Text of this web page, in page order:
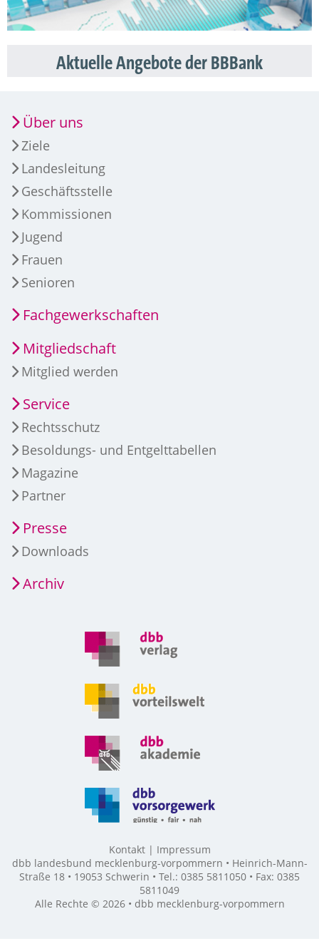
Aktuelle Angebote der BBBank
Über uns
Ziele
Landesleitung
Geschäftsstelle
Kommissionen
Jugend
Frauen
Senioren
Fachgewerkschaften
Mitgliedschaft
Mitglied werden
Service
Rechtsschutz
Besoldungs- und Entgelttabellen
Magazine
Partner
Presse
Downloads
Archiv
Kontakt
Impressum
dbb landesbund mecklenburg-vorpommern • Heinrich-Mann-
Straße 18 • 19053 Schwerin • Tel.: 0385 5811050 • Fax: 0385
5811049
Alle Rechte © 2026 • dbb mecklenburg-vorpommern